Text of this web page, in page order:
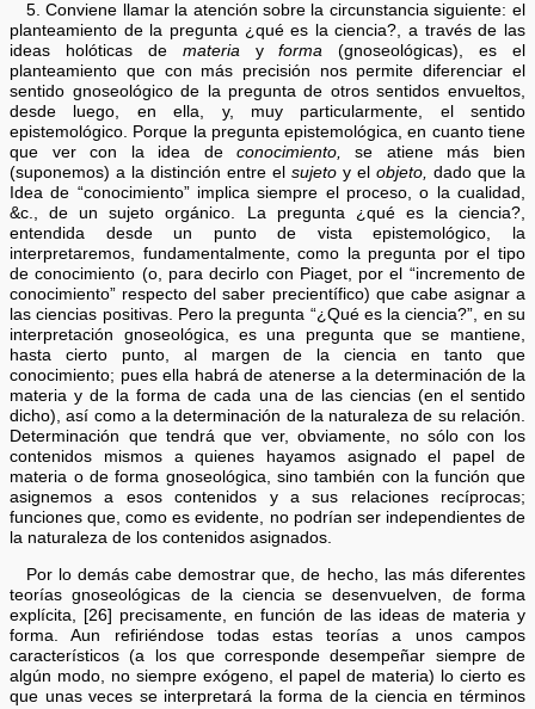
5. Conviene llamar la atención sobre la circunstancia siguiente: el
planteamiento de la pregunta ¿qué es la ciencia?, a través de las
ideas holóticas de materiayforma (gnoseológicas), es el
planteamiento que con más precisión nos permite diferenciar el
sentido gnoseológico de la pregunta de otros sentidos envueltos,
desde luego, en ella, y, muy particularmente, el sentido
epistemológico. Porque la pregunta epistemológica, en cuanto tiene
que ver con la idea de conocimiento, se atiene más bien
(suponemos) a la distinción entre el sujeto y el objeto, dado que la
Idea de “conocimiento” implica siempre el proceso, o la cualidad,
&c., de un sujeto orgánico. La pregunta ¿qué es la ciencia?,
entendida desde un punto de vista epistemológico, la
interpretaremos, fundamentalmente, como la pregunta por el tipo
de conocimiento (o, para decirlo con Piaget, por el “incremento de
conocimiento” respecto del saber precientífico) que cabe asignar a
las ciencias positivas. Pero la pregunta “¿Qué es la ciencia?”, en su
interpretación gnoseológica, es una pregunta que se mantiene,
hasta cierto punto, al margen de la ciencia en tanto que
conocimiento; pues ella habrá de atenerse a la determinación de la
materia y de la forma de cada una de las ciencias (en el sentido
dicho), así como a la determinación de la naturaleza de su relación.
Determinación que tendrá que ver, obviamente, no sólo con los
contenidos mismos a quienes hayamos asignado el papel de
materia o de forma gnoseológica, sino también con la función que
asignemos a esos contenidos y a sus relaciones recíprocas;
funciones que, como es evidente, no podrían ser independientes de
la naturaleza de los contenidos asignados.
Por lo demás cabe demostrar que, de hecho, las más diferentes
teorías gnoseológicas de la ciencia se desenvuelven, de forma
explícita, [26] precisamente, en función de las ideas de materia y
forma. Aun refiriéndose todas estas teorías a unos campos
característicos (a los que corresponde desempeñar siempre de
algún modo, no siempre exógeno, el papel de materia) lo cierto es
que unas veces se interpretará la forma de la ciencia en términos